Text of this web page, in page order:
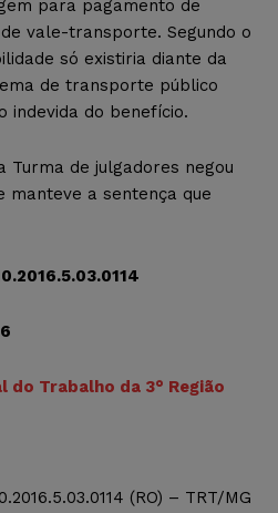
para pagamento de
vale-transporte. Segundo o
só existiria diante da
de transporte público
indevida do benefício.
Turma de julgadores negou
manteve a sentença que
do Trabalho da 3° Região
(RO) – TRT/MG